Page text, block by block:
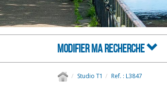
MODIFIER MA RECHERCHE
Studio T1 Ref. : L3847